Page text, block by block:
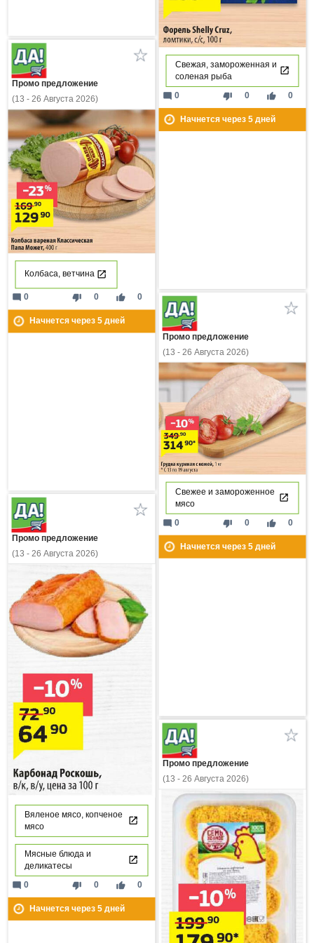
Свежая, замороженная и
соленая рыба
thumb_down 0 thumb_up 0
mode_comment 0
Начнется через 5дней
Промо предложение
(13 - 26 Августа 2026)
Колбаса, ветчина
thumb_down 0 thumb_up 0
mode_comment 0
Начнется через 5дней
Промо предложение
(13 - 26 Августа 2026)
Свежее и замороженное
мясо
thumb_down 0 thumb_up 0
mode_comment 0
Начнется через 5дней
Промо предложение
(13 - 26 Августа 2026)
Вяленое мясо, копченое
мясо
Мясные блюда и
деликатесы
thumb_down 0 thumb_up 0
mode_comment 0
Начнется через 5дней
Промо предложение
(13 - 26 Августа 2026)